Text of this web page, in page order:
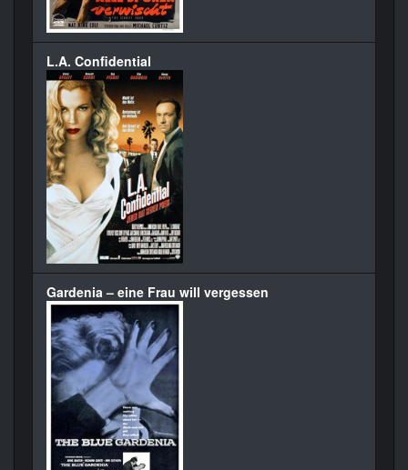
L.A. Confidential
Gardenia – eine Frau will vergessen